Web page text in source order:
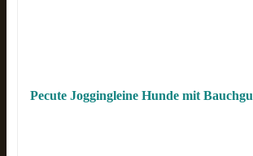
Pecute Joggingleine Hunde mit